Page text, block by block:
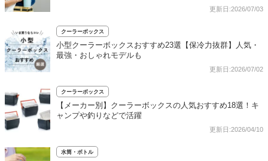
更新日:2026/07/03
クーラーボックス
小型クーラーボックスおすすめ23選【保冷力抜群】人気・
最強・おしゃれモデルも
更新日:2026/07/02
クーラーボックス
【メーカー別】クーラーボックスの人気おすすめ18選！キ
ャンプや釣りなどで活躍
更新日:2026/04/10
水筒・ボトル